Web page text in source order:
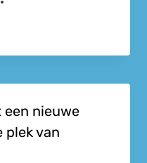
een nieuwe
plek van